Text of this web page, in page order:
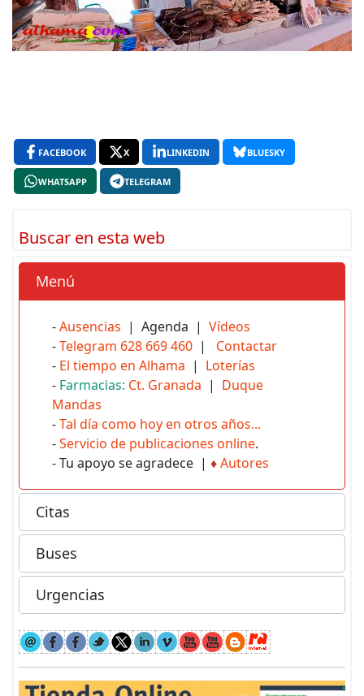
FACEBOOK X LINKEDIN BLUESKY
WHATSAPP TELEGRAM
Buscar en esta web
Menú
-Ausencias | Agenda | Vídeos
-Telegram 628 669 460 | Contactar
- El tiempo en Alhama | Loterías
- Farmacias: Ct. Granada | Duque
Mandas
-Tal día como hoy en otros años...
-Servicio de publicaciones online.
- Tu apoyo se agradece | ♦Autores
Citas
Buses
Urgencias